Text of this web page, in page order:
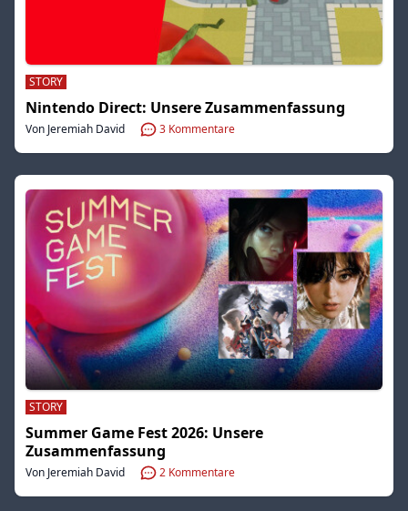
STORY
Nintendo Direct: Unsere Zusammenfassung
Von Jeremiah David 3 Kommentare
STORY
Summer Game Fest 2026: Unsere
Zusammenfassung
Von Jeremiah David 2 Kommentare